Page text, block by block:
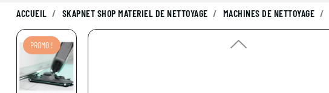
ACCUEIL SKAPNET SHOP MATERIEL DE NETTOYAGE MACHINES DE NETTOYAGE
PROMO !